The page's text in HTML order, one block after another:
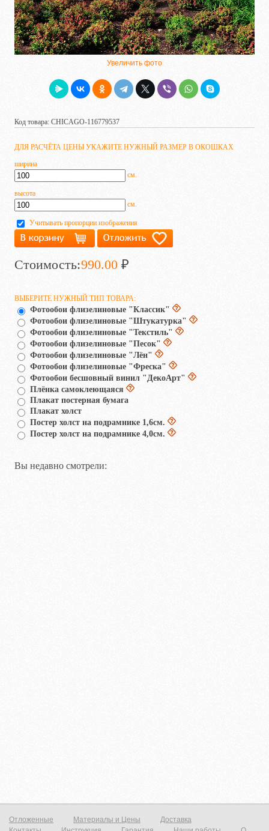
Увеличить фото
Код товара: CHICAGO-116779537
ДЛЯ РАСЧЁТА ЦЕНЫ УКАЖИТЕ НУЖНЫЙ РАЗМЕР В ОКОШКАХ
ширина
см.
высота
см.
Учитывать пропорции изображения
Стоимость:990.00 ₽
ВЫБЕРИТЕ НУЖНЫЙ ТИП ТОВАРА:
Фотообои флизелиновые "Классик"
Фотообои флизелиновые "Штукатурка"
Фотообои флизелиновые "Текстиль"
Фотообои флизелиновые "Песок"
Фотообои флизелиновые "Лён"
Фотообои флизелиновые "Фреска"
Фотообои бесшовный винил "ДекоАрт"
Плёнка самоклеющаяся
Плакат постерная бумага
Плакат холст
Постер холст на подрамнике 1,6см.
Постер холст на подрамнике 4,0см.
Вы недавно смотрели:
Отложенные Материалы и Цены
Доставка